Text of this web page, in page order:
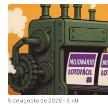
5 de agosto de 2026 - 6:40